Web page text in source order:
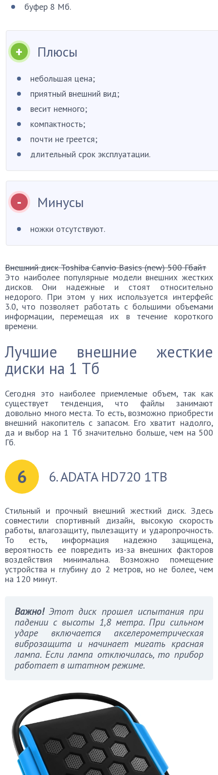
буфер 8 Мб.
Плюсы
небольшая цена;
приятный внешний вид;
весит немного;
компактность;
почти не греется;
длительный срок эксплуатации.
Минусы
ножки отсутствуют.
Внешний диск Toshiba Canvio Basics (new) 500 Гбайт
Это наиболее популярные модели внешних жестких
дисков. Они надежные и стоят относительно
недорого. При этом у них используется интерфейс
3.0, что позволяет работать с большими объемами
информации, перемещая их в течение короткого
времени.
Лучшие внешние жесткие
диски на 1 Тб
Сегодня это наиболее приемлемые объем, так как
существует тенденция, что файлы занимают
довольно много места. То есть, возможно приобрести
внешний накопитель с запасом. Его хватит надолго,
да и выбор на 1 Тб значительно больше, чем на 500
Гб.
6 6. ADATA HD720 1TB
Стильный и прочный внешний жесткий диск. Здесь
совместили спортивный дизайн, высокую скорость
работы, влагозащиту, пылезащиту и ударопрочность.
То есть, информация надежно защищена,
вероятность ее повредить из-за внешних факторов
воздействия минимальна. Возможно помещение
устройства н глубину до 2 метров, но не более, чем
на 120 минут.
Важно!Этот диск прошел испытания при
падении с высоты 1,8 метра. При сильном
ударе включается акселерометрическая
виброзащита и начинает мигать красная
лампа. Если лампа отключилась, то прибор
работает в штатном режиме.